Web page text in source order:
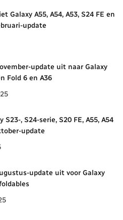
Galaxy A55, A54, A53, S24 FE en
update
update uit naar Galaxy
Fold 6 en A36
S23-, S24-serie, S20 FE, A55, A54
update
update uit voor Galaxy